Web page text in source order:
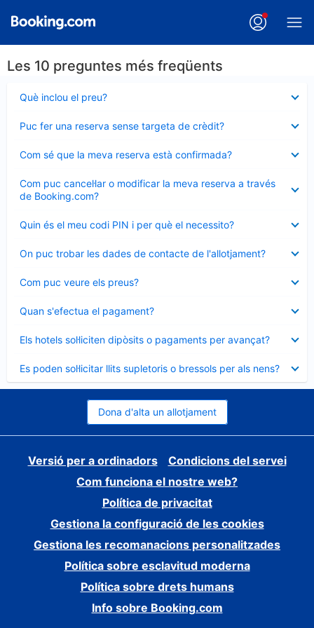
Les 10 preguntes més freqüents
Què inclou el preu?
tancat
Puc fer una reserva sense targeta de crèdit?
tancat
Com sé que la meva reserva està confirmada?
tancat
Com puc cancel·lar o modificar la meva reserva a través
de Booking.com?
tancat
Quin és el meu codi PIN i per què el necessito?
tancat
On puc trobar les dades de contacte de l'allotjament?
tancat
Com puc veure els preus?
tancat
Quan s'efectua el pagament?
tancat
Els hotels sol·liciten dipòsits o pagaments per avançat?
tancat
Es poden sol·licitar llits supletoris o bressols per als nens?
tancat
Dona d'alta un allotjament
Versió per a ordinadors
Condicions del servei
Com funciona el nostre web?
Política de privacitat
Gestiona la configuració de les cookies
Gestiona les recomanacions personalitzades
Política sobre esclavitud moderna
Política sobre drets humans
Info sobre Booking.com